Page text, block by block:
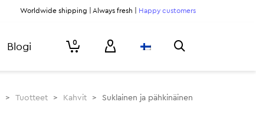
Worldwide shipping | Always fresh | Happy customers
Blogi 0
> Tuotteet > Kahvit > Suklainen ja pähkinäinen